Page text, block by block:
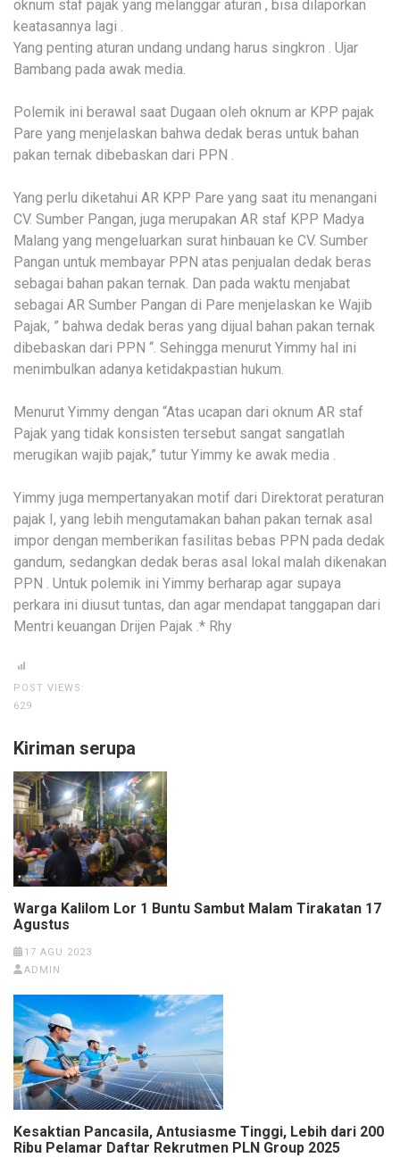
oknum staf pajak yang melanggar aturan , bisa dilaporkan
keatasannya lagi .
Yang penting aturan undang undang harus singkron . Ujar
Bambang pada awak media.
Polemik ini berawal saat Dugaan oleh oknum ar KPP pajak
Pare yang menjelaskan bahwa dedak beras untuk bahan
pakan ternak dibebaskan dari PPN .
Yang perlu diketahui AR KPP Pare yang saat itu menangani
CV. Sumber Pangan, juga merupakan AR staf KPP Madya
Malang yang mengeluarkan surat hinbauan ke CV. Sumber
Pangan untuk membayar PPN atas penjualan dedak beras
sebagai bahan pakan ternak. Dan pada waktu menjabat
sebagai AR Sumber Pangan di Pare menjelaskan ke Wajib
Pajak, ” bahwa dedak beras yang dijual bahan pakan ternak
dibebaskan dari PPN “. Sehingga menurut Yimmy hal ini
menimbulkan adanya ketidakpastian hukum.
Menurut Yimmy dengan “Atas ucapan dari oknum AR staf
Pajak yang tidak konsisten tersebut sangat sangatlah
merugikan wajib pajak,” tutur Yimmy ke awak media .
Yimmy juga mempertanyakan motif dari Direktorat peraturan
pajak I, yang lebih mengutamakan bahan pakan ternak asal
impor dengan memberikan fasilitas bebas PPN pada dedak
gandum, sedangkan dedak beras asal lokal malah dikenakan
PPN . Untuk polemik ini Yimmy berharap agar supaya
perkara ini diusut tuntas, dan agar mendapat tanggapan dari
Mentri keuangan Drijen Pajak .* Rhy
POST VIEWS:
629
Kiriman serupa
Warga Kalilom Lor 1 Buntu Sambut Malam Tirakatan 17
Agustus
17 AGU 2023
ADMIN
Kesaktian Pancasila, Antusiasme Tinggi, Lebih dari 200
Ribu Pelamar Daftar Rekrutmen PLN Group 2025